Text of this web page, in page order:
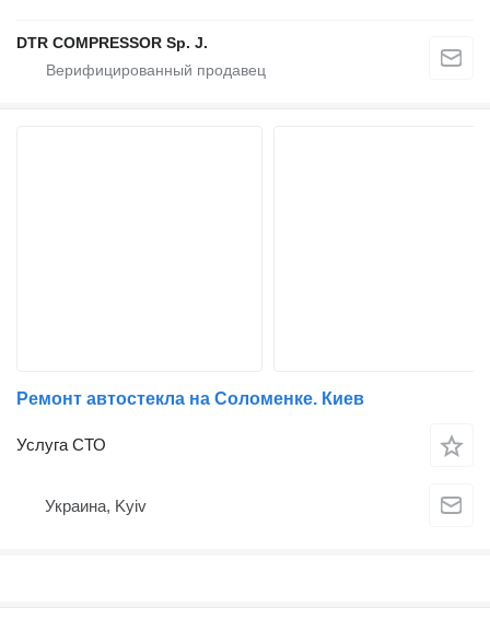
DTR COMPRESSOR Sp. J.
Ремонт автостекла на Соломенке. Киев
Услуга СТО
Украина, Kyiv